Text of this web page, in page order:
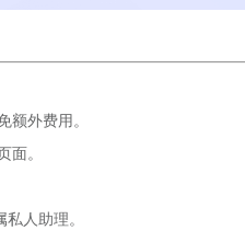
额外费用。
面。
人助理。